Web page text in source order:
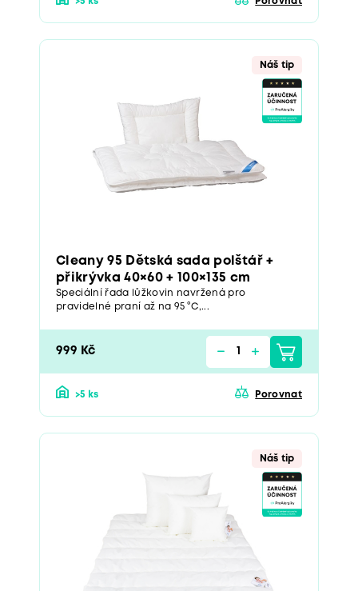
Náš tip
Cleany 95 Dětská sada polštář +
přikrývka 40×60 + 100×135 cm
Speciální řada lůžkovin navržená pro
pravidelné praní až na 95 °C,...
999 Kč
>5 ks Porovnat
Náš tip